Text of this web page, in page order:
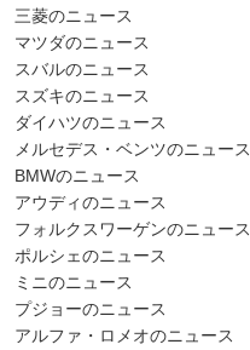
三菱のニュース
マツダのニュース
スバルのニュース
スズキのニュース
ダイハツのニュース
メルセデス・ベンツのニュース
BMWのニュース
アウディのニュース
フォルクスワーゲンのニュース
ポルシェのニュース
ミニのニュース
プジョーのニュース
アルファ・ロメオのニュース